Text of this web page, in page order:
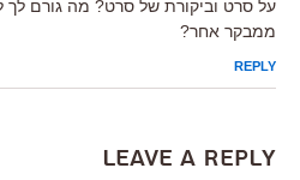
על סרט וביקורת של סרט? מה גורם לך
ממבקר אחר?
REPLY
Leave a Reply